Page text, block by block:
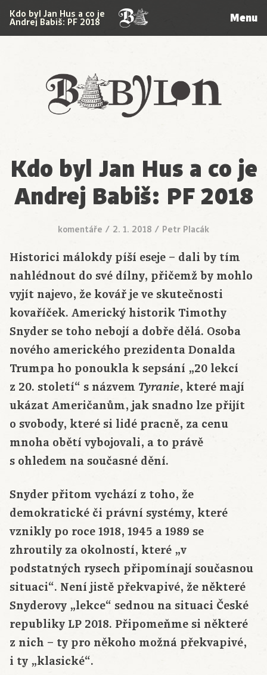
Babylon
Kdo byl Jan Hus a co je
Andrej Babiš: PF 2018 Menu
Kdo byl Jan Hus a co je
Andrej Babiš: PF 2018
komentáře / 2. 1. 2018 / Petr Placák
Historici málokdy píší eseje – dali by tím
nahlédnout do své dílny, přičemž by mohlo
vyjít najevo, že kovář je ve skutečnosti
kovaříček. Americký historik Timothy
Snyder se toho nebojí a dobře dělá. Osoba
nového amerického prezidenta Donalda
Trumpa ho ponoukla k sepsání „20 lekcí
z 20. století“ s názvem Tyranie, které mají
ukázat Američanům, jak snadno lze přijít
o svobody, které si lidé pracně, za cenu
mnoha obětí vybojovali, a to právě
s ohledem na současné dění.
Snyder přitom vychází z toho, že
demokratické či právní systémy, které
vznikly po roce 1918, 1945 a 1989 se
zhroutily za okolností, které „v
podstatných rysech připomínají současnou
situaci“. Není jistě překvapivé, že některé
Snyderovy „lekce“ sednou na situaci České
republiky LP 2018. Připomeňme si některé
z nich – ty pro někoho možná překvapivé,
i ty „klasické“.